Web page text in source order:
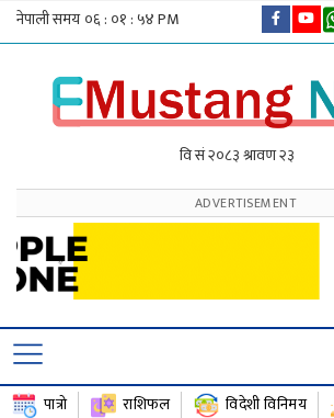
पात्रो राशिफल विदेशी विनिमय